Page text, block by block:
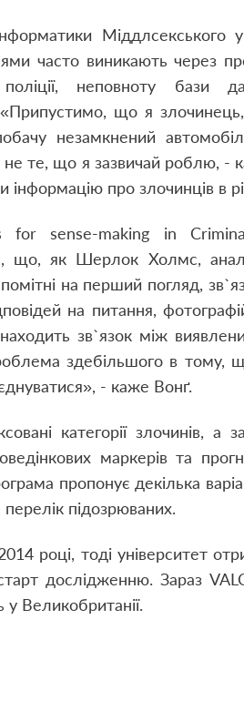
Міддлсекського
часто виникають через
неповноту бази
«Припустимо, що я
незамкнений
те, що я зазвичай роблю, -
інформацію про злочинців в
for sense-making in
що, як Шерлок Холмс,
на перший погляд,
на питання,
зв`язок між
здебільшого в тому,
- каже Вонґ.
категорії злочинів, а
маркерів та
пропонує декілька
підозрюваних.
році, тоді університет
дослідженню. Зараз
у Великобританії.